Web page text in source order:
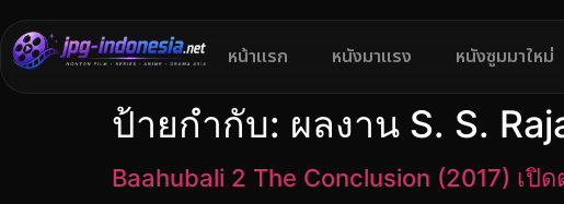
หน้าแรก หนังมาแรง หนังซูมมาใหม่
ป้ายกำกับ: ผลงาน S. S.
Baahubali 2 The Conclusion (2017) เปิ